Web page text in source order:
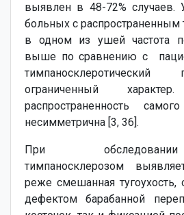
выявлен в 48-72% случаев.
больных с
в одном из ушей частота
выше по сравнению с
ограниченный
распространенность
несимметрична [3, 36].
При
тимпаносклерозом
реже смешанная тугоухость,
дефектом барабанной